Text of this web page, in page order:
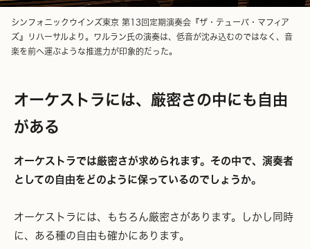
シンフォニックウインズ東京 第13回定期演奏会『ザ・テューバ・マフィア
ズ』リハーサルより。ワルラン氏の演奏は、低音が沈み込むのではなく、音
楽を前へ運ぶような推進力が印象的だった。
オーケストラには、厳密さの中にも自由
がある
オーケストラでは厳密さが求められます。その中で、演奏者
としての自由をどのように保っているのでしょうか。
オーケストラには、もちろん厳密さがあります。しかし同時
に、ある種の自由も確かにあります。